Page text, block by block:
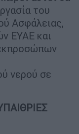
του
Ασφάλειας,
ΕΥΑΕ και
νερού σε